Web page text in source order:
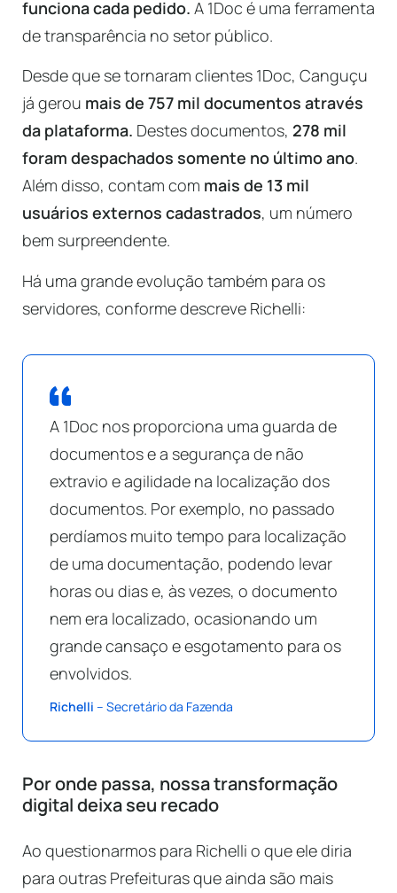
funciona cada pedido. A 1Doc é uma ferramenta
de transparência no setor público.
Desde que se tornaram clientes 1Doc, Canguçu
já gerou mais de 757 mil documentos através
da plataforma. Destes documentos, 278 mil
foram despachados somente no último ano.
Além disso, contam com mais de 13 mil
usuários externos cadastrados, um número
bem surpreendente.
Há uma grande evolução também para os
servidores, conforme descreve Richelli:
A 1Doc nos proporciona uma guarda de
documentos e a segurança de não
extravio e agilidade na localização dos
documentos. Por exemplo, no passado
perdíamos muito tempo para localização
de uma documentação, podendo levar
horas ou dias e, às vezes, o documento
nem era localizado, ocasionando um
grande cansaço e esgotamento para os
envolvidos.
Richelli – Secretário da Fazenda
Por onde passa, nossa transformação
digital deixa seu recado
Ao questionarmos para Richelli o que ele diria
para outras Prefeituras que ainda são mais